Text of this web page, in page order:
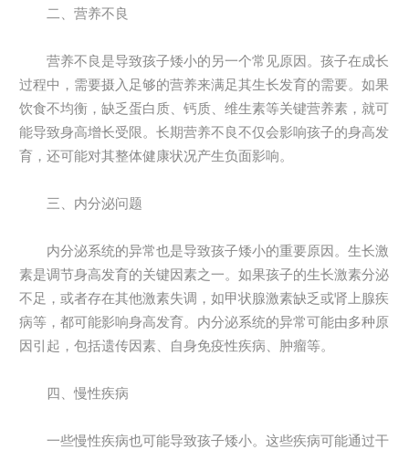
二、营养不良
营养不良是导致孩子矮小的另一个常见原因。孩子在成长
过程中，需要摄入足够的营养来满足其生长发育的需要。如果
饮食不均衡，缺乏蛋白质、钙质、维生素等关键营养素，就可
能导致身高增长受限。长期营养不良不仅会影响孩子的身高发
育，还可能对其整体健康状况产生负面影响。
三、内分泌问题
内分泌系统的异常也是导致孩子矮小的重要原因。生长激
素是调节身高发育的关键因素之一。如果孩子的生长激素分泌
不足，或者存在其他激素失调，如甲状腺激素缺乏或肾上腺疾
病等，都可能影响身高发育。内分泌系统的异常可能由多种原
因引起，包括遗传因素、自身免疫性疾病、肿瘤等。
四、慢性疾病
一些慢性疾病也可能导致孩子矮小。这些疾病可能通过干